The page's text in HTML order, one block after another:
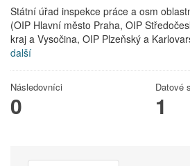
Státní úřad inspekce práce a osm
(OIP Hlavní město Praha, OIP
kraj a Vysočina, OIP Plzeňský a
další
Následovníci
0
Datové
1